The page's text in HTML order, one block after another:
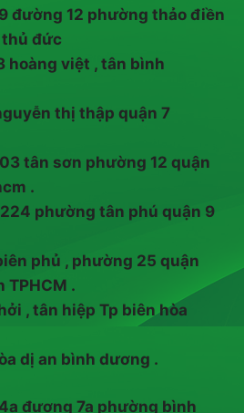
đường 12 phường thảo điền
thủ đức
hoàng việt , tân bình
thị thập quận 7
tân sơn phường 12 quận
.
phường tân phú quận 9
phủ , phường 25 quận
TPHCM .
, tân hiệp Tp biên hòa
dị an bình dương .
đương 7a phường bình